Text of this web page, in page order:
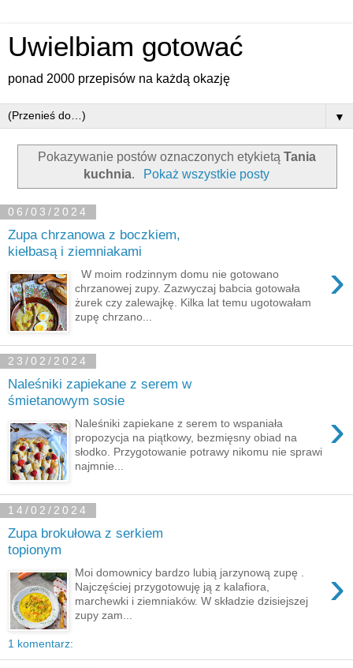
Uwielbiam gotować
ponad 2000 przepisów na każdą okazję
▼
Pokazywanie postów oznaczonych etykietą Tania
kuchnia. Pokaż wszystkie posty
06/03/2024
Zupa chrzanowa z boczkiem,
kiełbasą i ziemniakami
›
W moim rodzinnym domu nie gotowano
chrzanowej zupy. Zazwyczaj babcia gotowała
żurek czy zalewajkę. Kilka lat temu ugotowałam
zupę chrzano...
23/02/2024
Naleśniki zapiekane z serem w
śmietanowym sosie
›
Naleśniki zapiekane z serem to wspaniała
propozycja na piątkowy, bezmięsny obiad na
słodko. Przygotowanie potrawy nikomu nie sprawi
najmnie...
14/02/2024
Zupa brokułowa z serkiem
topionym
›
Moi domownicy bardzo lubią jarzynową zupę .
Najczęściej przygotowuję ją z kalafiora,
marchewki i ziemniaków. W składzie dzisiejszej
zupy zam...
1 komentarz: